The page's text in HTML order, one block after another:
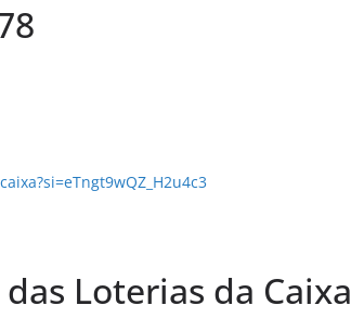
Loterias da Caixa